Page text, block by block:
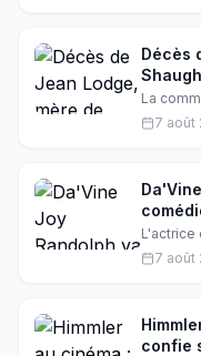
Décès
La
en deuil
l'acteur
7 août
Burke'
L'actrice
vedette
est pas
Burke.
7 août
confie